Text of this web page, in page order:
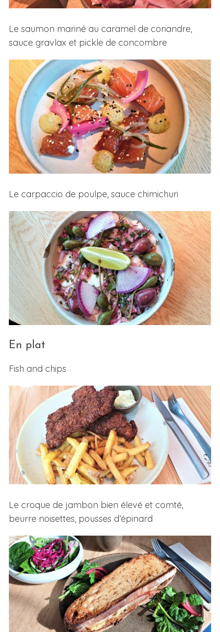
Le saumon mariné au caramel de coriandre,
sauce gravlax et pickle de concombre
Le carpaccio de poulpe, sauce chimichuri
En plat
Fish and chips
Le croque de jambon bien élevé et comté,
beurre noisettes, pousses d’épinard